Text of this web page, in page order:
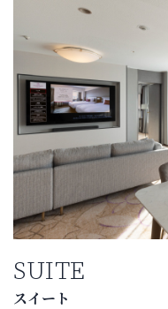
SUITE
スイート